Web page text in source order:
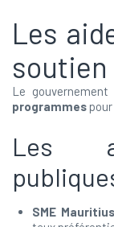
Les
Le
programmes
Les
SME Mauritius